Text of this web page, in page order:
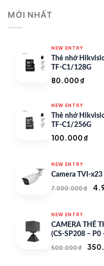
MỚI NHẤT
NEW ENTRY
Thẻ nhớ
TF-C1/128G
80.000₫
NEW ENTRY
Thẻ nhớ
TF-C1/256G
100.000₫
NEW ENTRY
Camera TVI-
7.000.000₫
NEW ENTRY
CAMERA THỂ
(CS-SP208 – P0
500.000₫
Giá